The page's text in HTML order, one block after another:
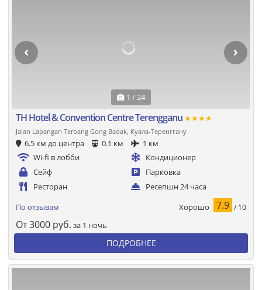
1 / 24
TH Hotel & Convention Centre Terengganu ★★★★
Jalan Lapangan Terbang Gong Badak, Куала-Теренггану
6.5 км до центра 0.1 км
1 км
Wi-fi в лобби
Кондиционер
Сейф
Парковка
Ресторан
Ресепшн 24 часа
По отзывам Хорошо 7.9 / 10
От3000 руб. за 1 ночь
ПОДРОБНЕЕ